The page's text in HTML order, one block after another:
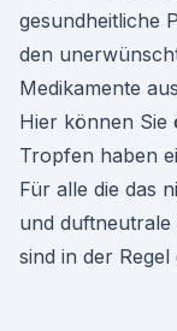
gesundheitliche
den
Medikamente
Hier können Sie
Tropfen haben
Für alle die das
und duftneutrale
sind in der